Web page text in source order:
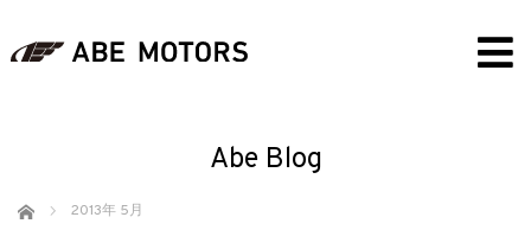
Abe Blog
ホーム 2013年 5月